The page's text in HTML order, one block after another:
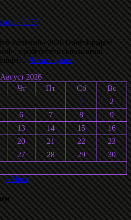
Воробьёва
2026
2026
Великий» 2026 Полумарафон
пробегитесь сквозь века!
спорт…Читать далее:
Ростовский
полумарафон
2026
Август 2026
Чт Пт Сб
Вс
1
2
6 7 8
9
13 14 15
16
20 21 22
23
27 28 29
30
« Июл